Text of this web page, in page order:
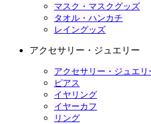
マスク・マスクグッズ
タオル・ハンカチ
レイングッズ
アクセサリー・ジュエリー
アクセサリー・ジュエ
ピアス
イヤリング
イヤーカフ
リング